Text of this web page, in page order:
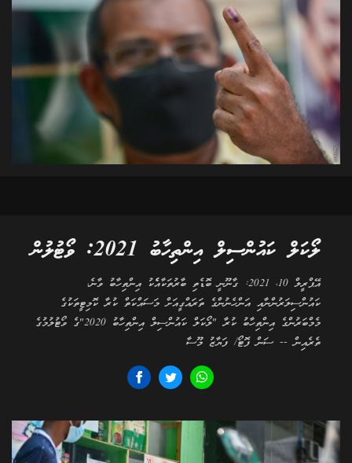
ލޯކަލް ކައުންސިލް އިންތިހާބު 2021: ވޯޓުލުން
އޭޕްރީލް 10، 2021: ގާނޫނީ ބޮޑެތި ބާރުތަކާއެެކު އިންތިހާބު ވާނެ،
ކައުންސިލަރުންނާއި އަންހެނުންގެ ތަރައްގީއަށް މަސައްކަތް ކުރާ ކޮމިޓީތަކުގެ
މެމްބަރުންގެ އިންތިހާބު ކުރާ "ލޯކަލް ކައުންސިލް އިންތިހާބު 2020"ގެ ވޯޓުލުމުގެ
ތެރެއިން -- ސަން ފޮޓޯ/ ފަޔާޒު މޫސާ